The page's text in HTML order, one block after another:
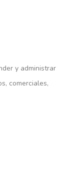
y administrar
comerciales,